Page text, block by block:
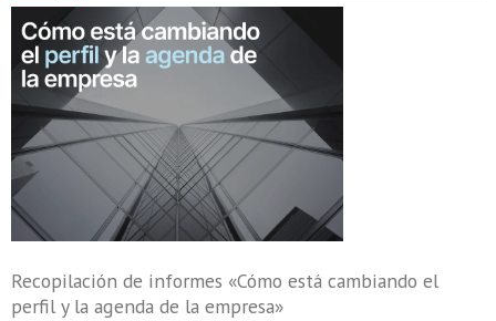
Recopilación de informes «Cómo está cambiando el
perfil y la agenda de la empresa»